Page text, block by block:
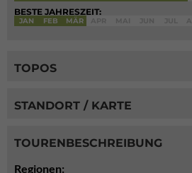
BESTE JAHRESZEIT:
JAN FEB MÄR
TOPOS
STANDORT / KARTE
TOURENBESCHREIBUNG
Regionen: